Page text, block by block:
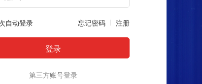
自动登录 忘记密码 注册
第三方账号登录